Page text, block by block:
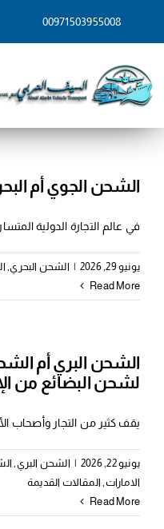
00971503955008
الشحن الجوي أم
في عالم التجارة الدولية
يونيو 29, 2026 | الشحن البحري
Read More
الشحن البري أم
لشحن البضائع من
يقف كثير من التجار وأصحاب
يونيو 22, 2026 | الشحن البري
الامارات المقالات القديمة
Read More